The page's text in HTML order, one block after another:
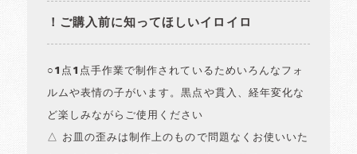
！ご購入前に知ってほしいイロイロ
○1点1点手作業で制作されているためいろんなフォ
ルムや表情の子がいます。黒点や貫入、経年変化な
ど楽しみながらご使用ください
△ お皿の歪みは制作上のもので問題なくお使いいた